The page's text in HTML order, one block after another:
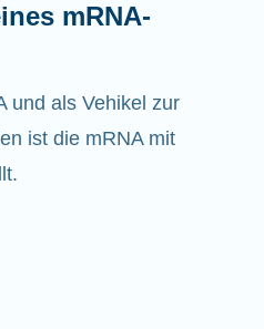
mRNA-
und als Vehikel zur
ist die mRNA mit